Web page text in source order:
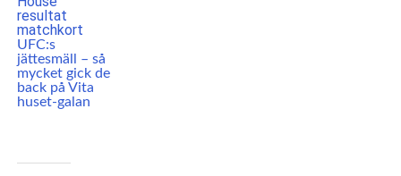
UFC:s
jättesmäll – så
mycket gick de
back på Vita
huset-galan